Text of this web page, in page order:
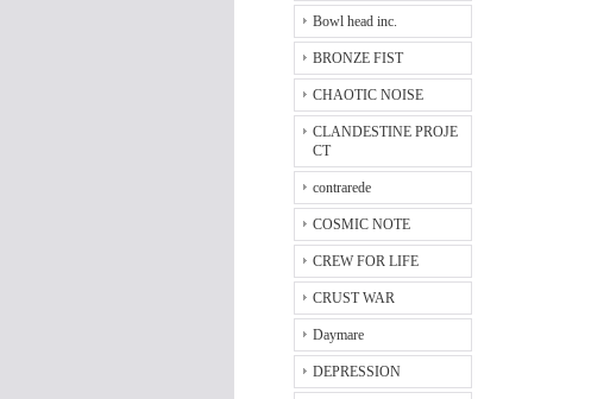
Bowl head inc.
BRONZE FIST
CHAOTIC NOISE
CLANDESTINE PROJE
CT
contrarede
COSMIC NOTE
CREW FOR LIFE
CRUST WAR
Daymare
DEPRESSION